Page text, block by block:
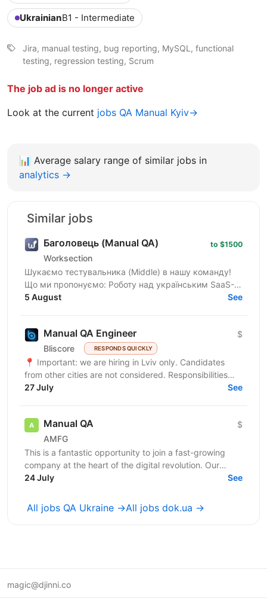
UkrainianB1 - Intermediate
Jira, manual testing, bug reporting, MySQL, functional
testing, regression testing, Scrum
The job ad is no longer active
Look at the current jobs QA Manual Kyiv→
📊 Average salary range of similar jobs in
analytics →
Similar jobs
Баголовець (Manual QA)
Worksection
to $1500
Шукаємо тестувальника (Middle) в нашу команду!
Що ми пропонуємо: Роботу над українським SaaS-
продуктом, яким користуються тисячі команд і який
5 August See
Manual QA Engineer
Bliscore RESPONDS QUICKLY
$
📍 Important: we are hiring in Lviv only. Candidates
from other cities are not considered. Responsibilities
Perform manual testing of web...
27 July See
Manual QA
AMFG
$
This is a fantastic opportunity to join a fast-growing
company at the heart of the digital revolution. Our
software product is revolutionising manufacturing...
24 July See
All jobs QA Ukraine →All jobs dok.ua →
magic@djinni.co